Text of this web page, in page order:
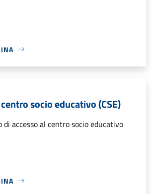
socio educativo (CSE)
di accesso al centro socio educativo